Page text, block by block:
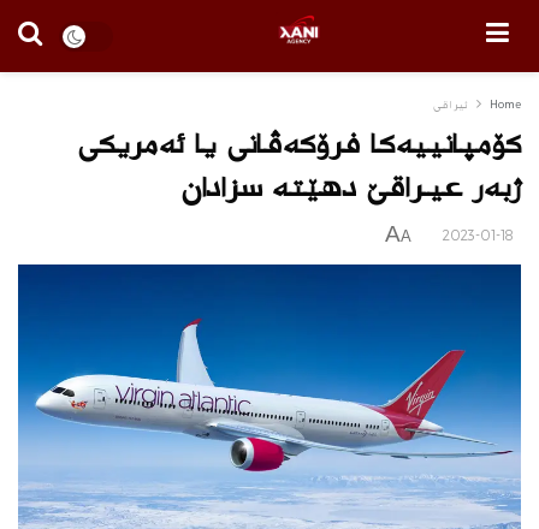
Home ئیراقی
كۆمپانییه‌كا فرۆكه‌ڤانی یا ئه‌مریكی
ژبه‌ر عیـراقێ دهێته‌ سزادان
2023-01-18
A
A